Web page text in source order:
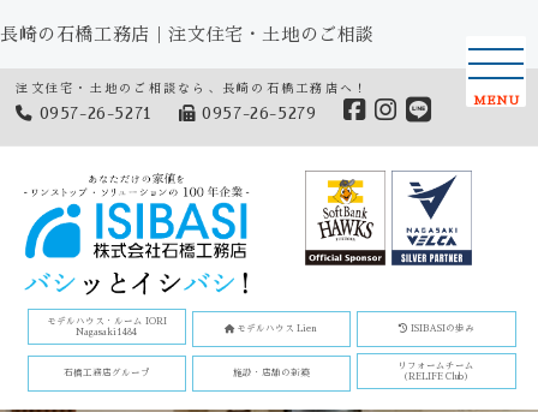
長崎の石橋工務店｜注文住宅・土地のご相談
注文住宅・土地のご相談なら、長崎の石橋工務店へ！
0957-26-5271 0957-26-5279
モデルハウス・ルーム IORI
Nagasaki1484
モデルハウス Lien ISIBASIの歩み
石橋工務店グループ 施設・店舗の新築
リフォームチーム
(RELIFE Club)
MENU